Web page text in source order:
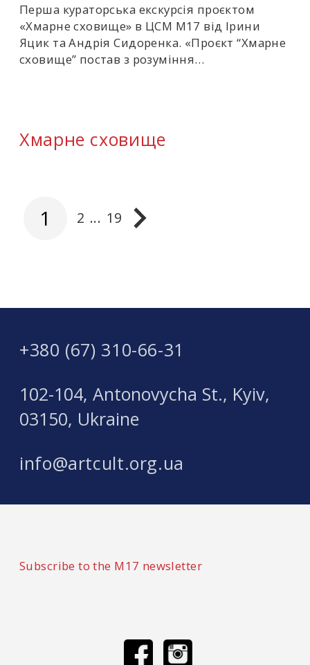
Перша кураторська екскурсія проєктом
«Хмарне сховище» в ЦСМ М17 від Ірини
Яцик та Андрія Сидоренка. «Проєкт “Хмарне
сховище” постав з розуміння…
Хмарне сховище
1 2 ... 19
+380 (67) 310-66-31
102-104, Antonovycha St., Kyiv,
03150, Ukraine
info@artcult.org.ua
Subscribe to the M17 newsletter